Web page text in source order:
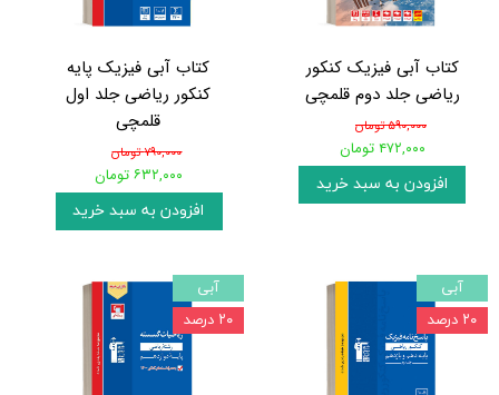
کتاب آبی فیزیک کنکور
ریاضی جلد دوم قلمچی
۵۹۰,۰۰۰ تومان
۴۷۲,۰۰۰ تومان
افزودن به سبد خرید
کتاب آبی فیزیک پایه
کنکور ریاضی جلد اول
قلمچی
۷۹۰,۰۰۰ تومان
۶۳۲,۰۰۰ تومان
افزودن به سبد خرید
آبی
۲۰ درصد
آبی
۲۰ درصد